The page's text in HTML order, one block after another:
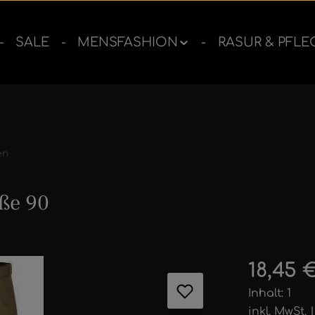
SALE MENSFASHION RASUR &
90
Regulärer
18,45
Inhalt: 1
inkl.